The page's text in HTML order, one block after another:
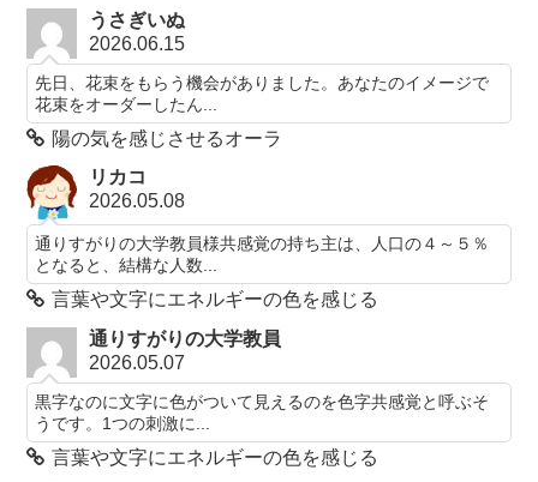
うさぎいぬ
2026.06.15
先日、花束をもらう機会がありました。あなたのイメージで
花束をオーダーしたん...
陽の気を感じさせるオーラ
リカコ
2026.05.08
通りすがりの大学教員様共感覚の持ち主は、人口の４～５％
となると、結構な人数...
言葉や文字にエネルギーの色を感じる
通りすがりの大学教員
2026.05.07
黒字なのに文字に色がついて見えるのを色字共感覚と呼ぶそ
うです。1つの刺激に...
言葉や文字にエネルギーの色を感じる